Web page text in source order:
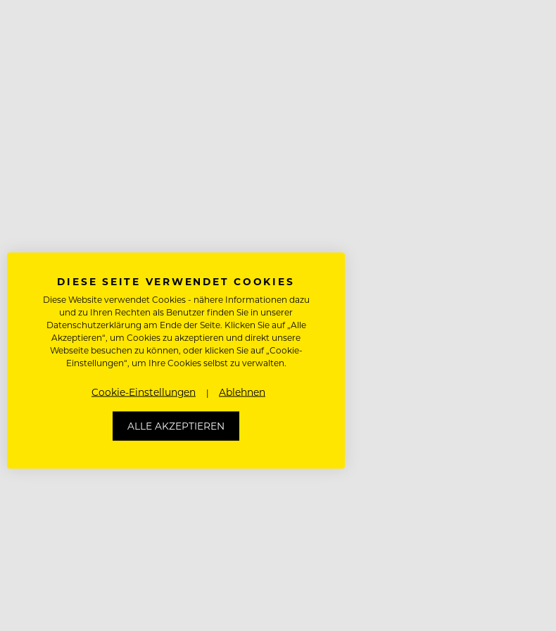
DIESE SEITE VERWENDET COOKIES
Diese Website verwendet Cookies - nähere Informationen dazu
und zu Ihren Rechten als Benutzer finden Sie in unserer
Datenschutzerklärung am Ende der Seite. Klicken Sie auf „Alle
Akzeptieren“, um Cookies zu akzeptieren und direkt unsere
Webseite besuchen zu können, oder klicken Sie auf „Cookie-
Einstellungen“, um Ihre Cookies selbst zu verwalten.
Cookie-Einstellungen Ablehnen
ALLE AKZEPTIEREN